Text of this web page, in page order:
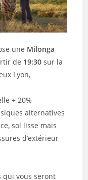
une Milonga
de 19:30 sur la
Lyon,
+ 20%
alternatives
sol lisse mais
d’extérieur
qui vous seront